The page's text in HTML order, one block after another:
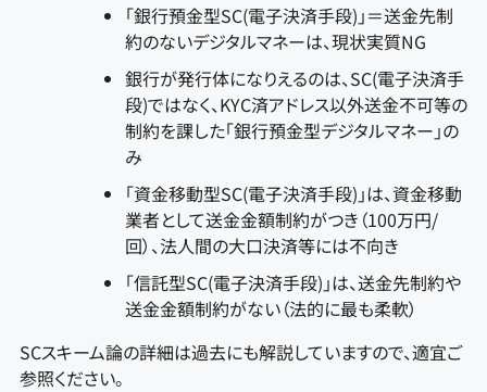
「銀行預金型SC(電子決済手段)」＝送金先制
約のないデジタルマネーは、現状実質NG
銀行が発行体になりえるのは、SC(電子決済手
段)ではなく、KYC済アドレス以外送金不可等の
制約を課した「銀行預金型デジタルマネー」の
み
「資金移動型SC(電子決済手段)」は、資金移動
業者として送金金額制約がつき（100万円/
回）、法人間の大口決済等には不向き
「信託型SC(電子決済手段)」は、送金先制約や
送金金額制約がない（法的に最も柔軟）
SCスキーム論の詳細は過去にも解説していますので、適宜ご
参照ください。